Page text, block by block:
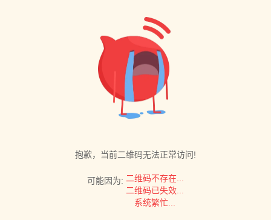
抱歉，当前二维码无法正常访问!
可能因为: 二维码不存在...
二维码已失效...
系统繁忙...